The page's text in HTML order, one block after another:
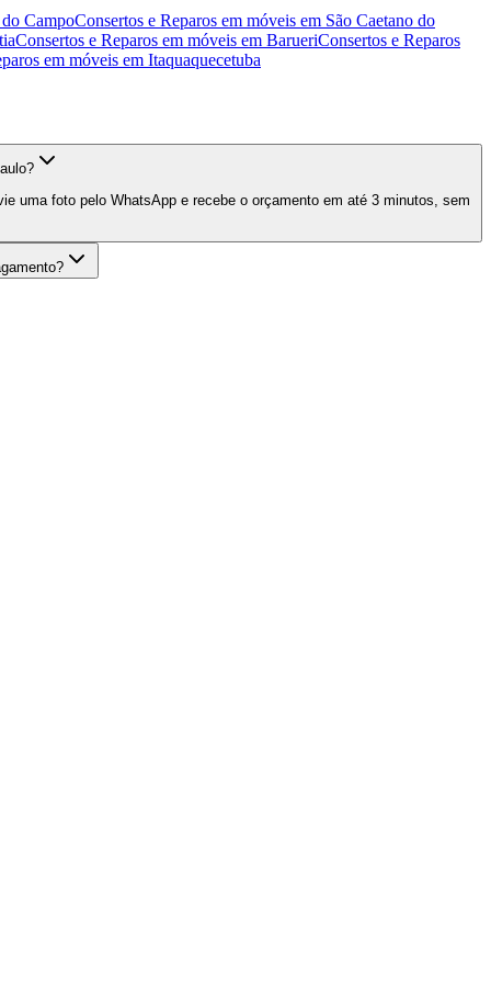
CampoConsertos e Reparos em móveis em São Caetano do
Consertos e Reparos em móveis em BarueriConsertos e Reparos
em móveis em Itaquaquecetuba
uma foto pelo WhatsApp e recebe o orçamento em até 3 minutos, sem